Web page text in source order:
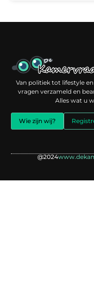
Van politiek tot lifestyle
vragen verzameld en
Alles wat u
Wie zijn wij?
@2024